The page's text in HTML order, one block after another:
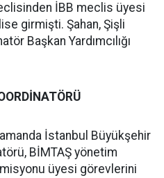
İBB meclis üyesi
girmişti. Şahan, Şişli
Başkan Yardımcılığı
İstanbul Büyükşehir
BİMTAŞ yönetim
üyesi görevlerini